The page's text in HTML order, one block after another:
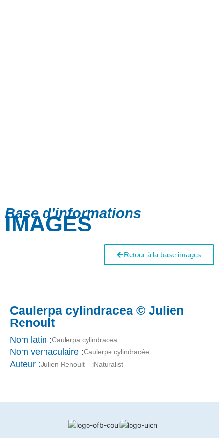
Base d'informations
IMAGES
Retour à la base images
Caulerpa cylindracea © Julien
Renoult
Nom latin :Caulerpa cylindracea
Nom vernaculaire :Caulerpe cylindracée
Auteur :Julien Renoult – iNaturalist